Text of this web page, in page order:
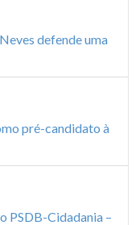
defende uma
pré-candidato à
PSDB-Cidadania –